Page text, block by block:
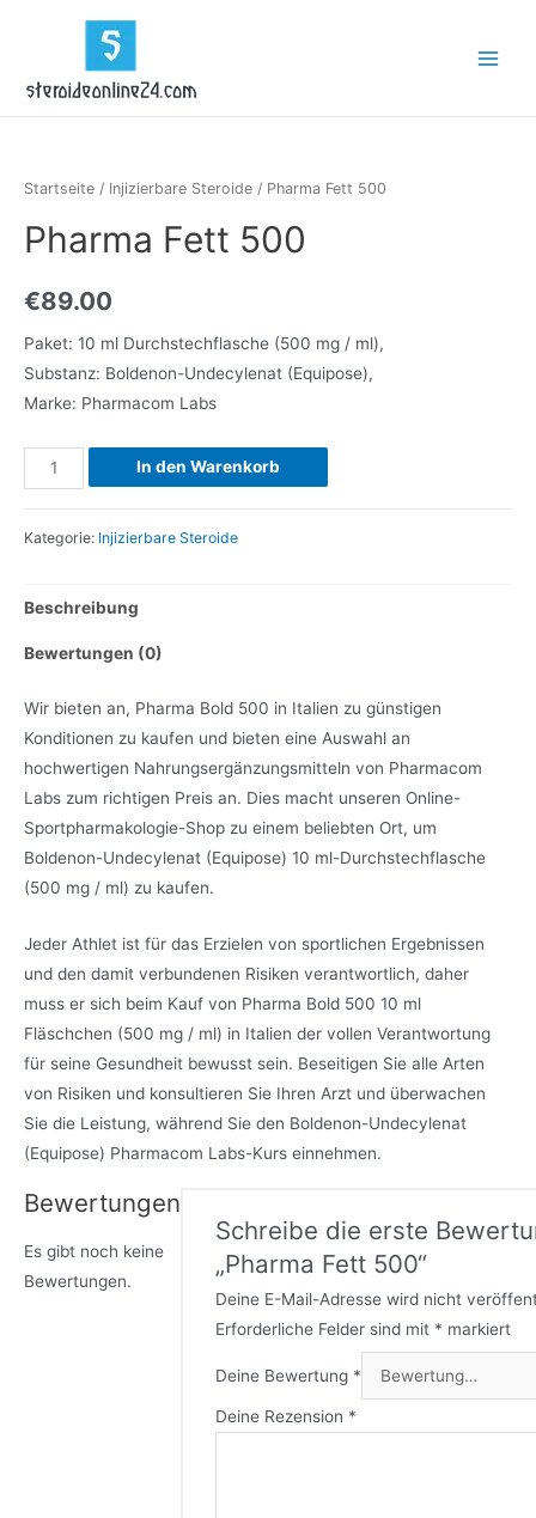
Startseite / Injizierbare Steroide / Pharma Fett 500
Pharma Fett 500
€89.00
Paket: 10 ml Durchstechflasche (500 mg / ml),
Substanz: Boldenon-Undecylenat (Equipose),
Marke: Pharmacom Labs
Pharma
Fett
Menge
In den Warenkorb
Kategorie: Injizierbare Steroide
Beschreibung
Bewertungen (0)
Wir bieten an, Pharma Bold 500 in Italien zu günstigen
Konditionen zu kaufen und bieten eine Auswahl an
hochwertigen Nahrungsergänzungsmitteln von Pharmacom
Labs zum richtigen Preis an. Dies macht unseren Online-
Sportpharmakologie-Shop zu einem beliebten Ort, um
Boldenon-Undecylenat (Equipose) 10 ml-Durchstechflasche
(500 mg / ml) zu kaufen.
Jeder Athlet ist für das Erzielen von sportlichen Ergebnissen
und den damit verbundenen Risiken verantwortlich, daher
muss er sich beim Kauf von Pharma Bold 500 10 ml
Fläschchen (500 mg / ml) in Italien der vollen Verantwortung
für seine Gesundheit bewusst sein. Beseitigen Sie alle Arten
von Risiken und konsultieren Sie Ihren Arzt und überwachen
Sie die Leistung, während Sie den Boldenon-Undecylenat
(Equipose) Pharmacom Labs-Kurs einnehmen.
Bewertungen
Es gibt noch keine
Bewertungen.
Schreibe die erste
„Pharma Fett 500“
Deine E-Mail-Adresse wird nicht
Erforderliche Felder sind mit * markiert
Deine Bewertung *
Deine Rezension *